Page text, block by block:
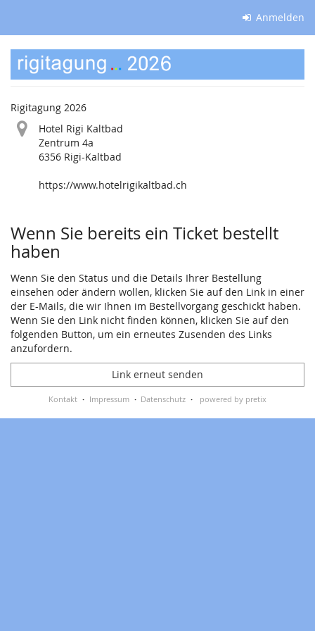
springen
Anmelden
Rigitagung
2026
Rigitagung 2026
Hotel Rigi Kaltbad
Zentrum 4a
6356 Rigi-Kaltbad
https://www.hotelrigikaltbad.ch
Wenn Sie bereits ein Ticket bestellt
haben
Wenn Sie den Status und die Details Ihrer Bestellung
einsehen oder ändern wollen, klicken Sie auf den Link in einer
der E-Mails, die wir Ihnen im Bestellvorgang geschickt haben.
Wenn Sie den Link nicht finden können, klicken Sie auf den
folgenden Button, um ein erneutes Zusenden des Links
anzufordern.
Link erneut senden
Kontakt Impressum Datenschutz powered by pretix